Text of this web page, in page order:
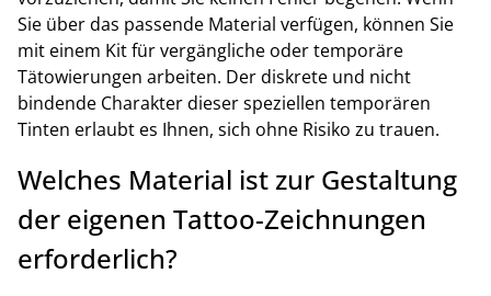
Sie über das passende Material verfügen, können Sie
mit einem Kit für vergängliche oder temporäre
Tätowierungen arbeiten. Der diskrete und nicht
bindende Charakter dieser speziellen temporären
Tinten erlaubt es Ihnen, sich ohne Risiko zu trauen.
Welches Material ist zur Gestaltung
der eigenen Tattoo-Zeichnungen
erforderlich?